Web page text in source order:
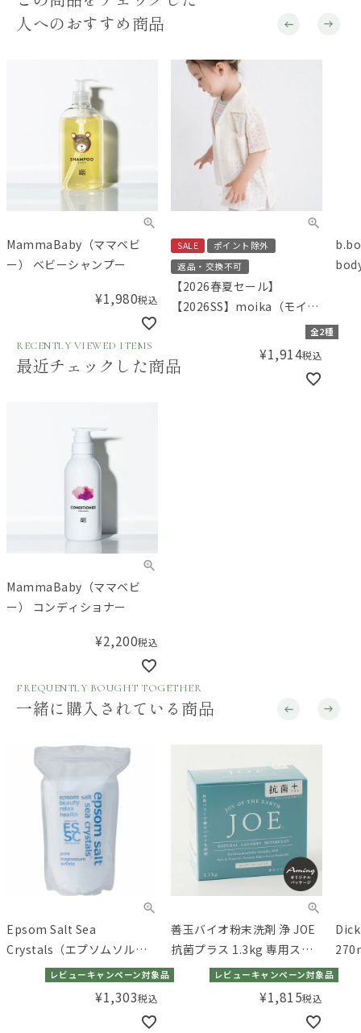
人へのおすすめ商品
MammaBaby（ママベビ
ー） ベビーシャンプー
¥1,980税込
SALE
ポイント除外
返品・交換不可
【2026春夏セール】
【2026SS】moika（モイ
全2種
¥1,914税込
RECENTLY VIEWED ITEMS
最近チェックした商品
MammaBaby（ママベビ
ー） コンディショナー
¥2,200税込
FREQUENTLY BOUGHT TOGETHER
一緒に購入されている商品
Epsom Salt Sea
Crystals（エプソムソルト
シークリスタルス） オリジ
レビューキャンペーン対象品
¥1,303税込
善玉バイオ粉末洗剤 浄 JOE
抗菌プラス 1.3kg 専用スプ
ーン付き 洗濯用洗剤 ［アミ
ングオリジナルパッケー
レビューキャンペーン対象品
¥1,815税込